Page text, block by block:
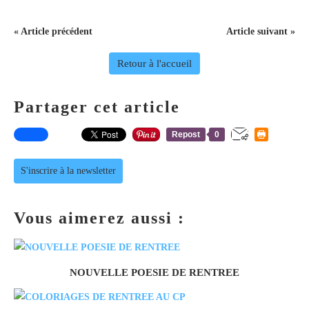
« Article précédent Article suivant »
Retour à l'accueil
Partager cet article
Repost 0
S'inscrire à la newsletter
Vous aimerez aussi :
NOUVELLE POESIE DE RENTREE